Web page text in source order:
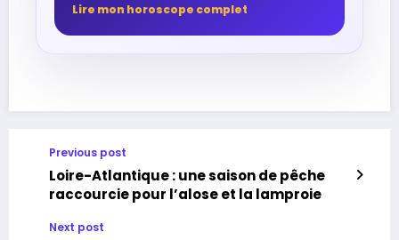
Lire mon horoscope complet
Previous post
Loire-Atlantique : une saison de pêche
raccourcie pour l’alose et la lamproie
Next post